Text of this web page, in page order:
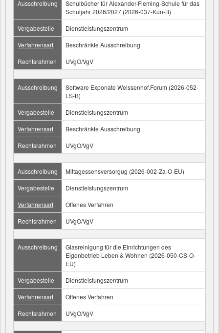
Ausschreibung
Schulbücher für Alexander-Fleming-Schule für das
Schuljahr 2026/2027 (2026-037-Kun-B)
Vergabestelle
Dienstleistungszentrum
Verfahrensart
Beschränkte Ausschreibung
Rechtsrahmen
UVgO/VgV
Ausschreibung
Software Exponate Weissenhof.Forum (2026-052-
LS-B)
Vergabestelle
Dienstleistungszentrum
Verfahrensart
Beschränkte Ausschreibung
Rechtsrahmen
UVgO/VgV
Ausschreibung
Mittagessensversorgug (2026-002-Za-O-EU)
Vergabestelle
Dienstleistungszentrum
Verfahrensart
Offenes Verfahren
Rechtsrahmen
UVgO/VgV
Ausschreibung
Glasreinigung für die Einrichtungen des
Eigenbetrieb Leben & Wohnen (2026-050-CS-O-
EU)
Vergabestelle
Dienstleistungszentrum
Verfahrensart
Offenes Verfahren
Rechtsrahmen
UVgO/VgV